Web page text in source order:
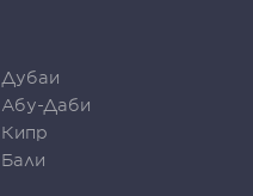
Дубаи
Абу-Даби
Кипр
Бали